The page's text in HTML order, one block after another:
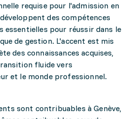
requise pour l'admission en
des compétences
essentielles pour réussir dans le
de gestion. L'accent est mis
des connaissances acquises,
fluide vers
et le monde professionnel.
sont contribuables à Genève,